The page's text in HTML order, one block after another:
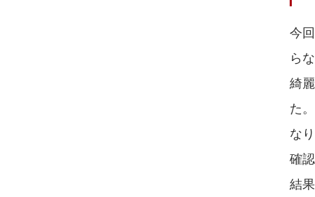
今
ら
綺
た
な
確
結